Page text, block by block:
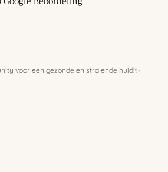
voor een gezonde en stralende huid!✨